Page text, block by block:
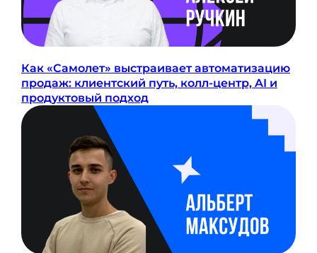
Как «Самолет» выстраивает автоматизацию
продаж: клиентский путь, колл-центр, AI и
продуктовый подход